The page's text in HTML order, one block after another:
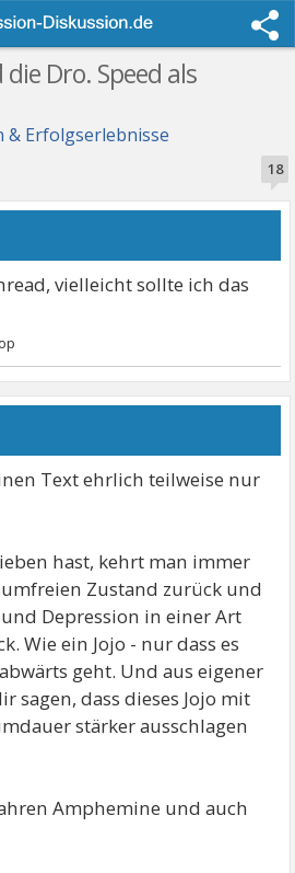
Dro. Speed als
& Erfolgserlebnisse
18
vielleicht sollte ich das
Text ehrlich teilweise nur
hast, kehrt man immer
Zustand zurück und
Depression in einer Art
Wie ein Jojo - nur dass es
geht. Und aus eigener
sagen, dass dieses Jojo mit
stärker ausschlagen
Amphemine und auch